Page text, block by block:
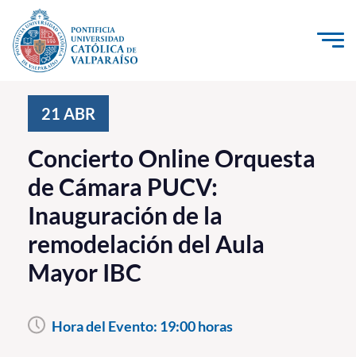
Click acá para ir directamente al contenido
Investigación, Creación e Innovación
PUCV Internacional
Vinculación con el Medio
Admisión
Pregrado
Postgrado
21 ABR
Concierto Online Orquesta
de Cámara PUCV:
Inauguración de la
remodelación del Aula
Mayor IBC
Hora del Evento: 19:00 horas